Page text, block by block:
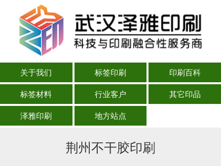
关于我们 标签印刷
印刷百科
标签材料
行业客户
其它印品
泽雅印刷
地方站点
荆州不干胶印刷